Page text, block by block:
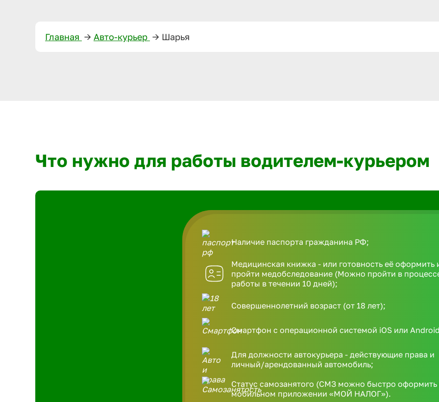
Главная —> Авто-курьер —> Шарья
Что нужно для работы водителем-курьером
Наличие паспорта гражданина РФ;
Медицинская книжка - или готовность её оформить
пройти медобследование (Можно пройти в
работы в течении 10 дней);
Совершеннолетний возраст (от 18 лет);
Смартфон с операционной системой iOS или
Для должности автокурьера - действующие права и
личный/арендованный автомобиль;
Статус самозанятого (СМЗ можно быстро оформить
мобильном приложении «МОЙ НАЛОГ»).